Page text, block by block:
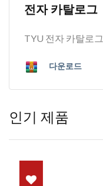
전자 카탈로그
TYU 전자 카탈로그
다운로드
인기 제품